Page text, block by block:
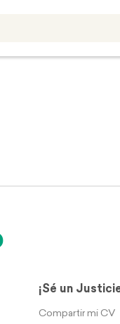
¡Sé un
Compartir mi CV